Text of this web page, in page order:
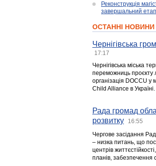
Реконструкція
завершальний етап
ОСТАННІ НОВИНИ
Чернігівська
17:17
Чернігівська міська
переможниць проєкту
організація DOCCU
Child Alliance в Україні.
Рада громад
розвитку
16:55
Чергове засідання
– низка питань, що
центрів
планів, забезпечення